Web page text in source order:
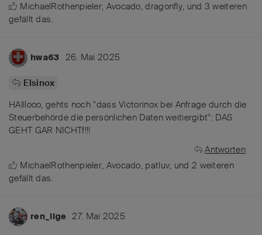
MichaelRothenpieler, Avocado,dragonfly, und 3 weiteren
gefällt das.
hwa63 26. Mai 2025
Elsinox
HAlllooo, gehts noch "dass Victorinox bei Anfrage durch die
Steuerbehörde die persönlichen Daten weitiergibt": DAS
GEHT GAR NICHTf!!!
Antworten
MichaelRothenpieler, Avocado, patluv, und 2 weiteren
gefällt das.
ren_ilge 27. Mai 2025